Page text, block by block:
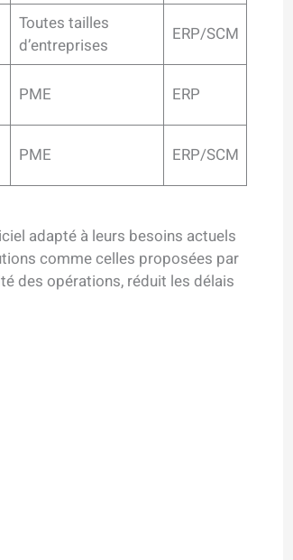
Toutes tailles
d’entreprises
ERP/SCM
PME ERP
PME ERP/SCM
adapté à leurs besoins actuels
comme celles proposées par
des opérations, réduit les délais